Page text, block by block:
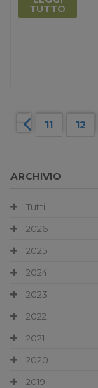
TUTTO
11 12
ARCHIVIO
Tutti
2026
2025
2024
2023
2022
2021
2020
2019